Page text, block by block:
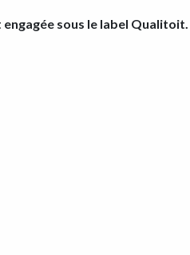
sous le label Qualitoit.